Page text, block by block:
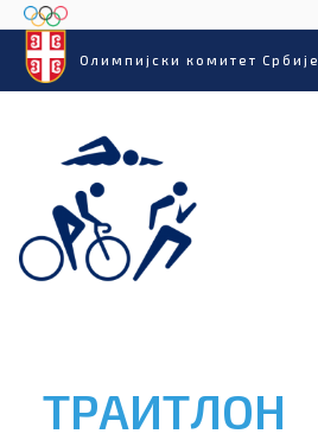
Олимпијски комитет Србије
ТРАИТЛОН